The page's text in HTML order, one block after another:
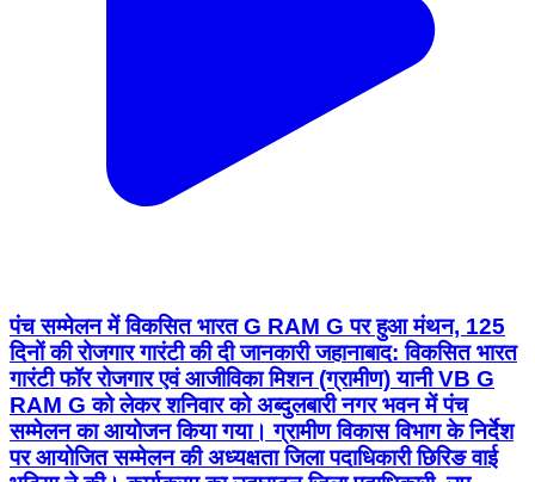
पंच सम्मेलन में विकसित भारत G RAM G पर हुआ मंथन, 125
दिनों की रोजगार गारंटी की दी जानकारी जहानाबाद: विकसित भारत
गारंटी फॉर रोजगार एवं आजीविका मिशन (ग्रामीण) यानी VB G
RAM G को लेकर शनिवार को अब्दुलबारी नगर भवन में पंच
सम्मेलन का आयोजन किया गया। ग्रामीण विकास विभाग के निर्देश
पर आयोजित सम्मेलन की अध्यक्षता जिला पदाधिकारी छिरिङ वाई